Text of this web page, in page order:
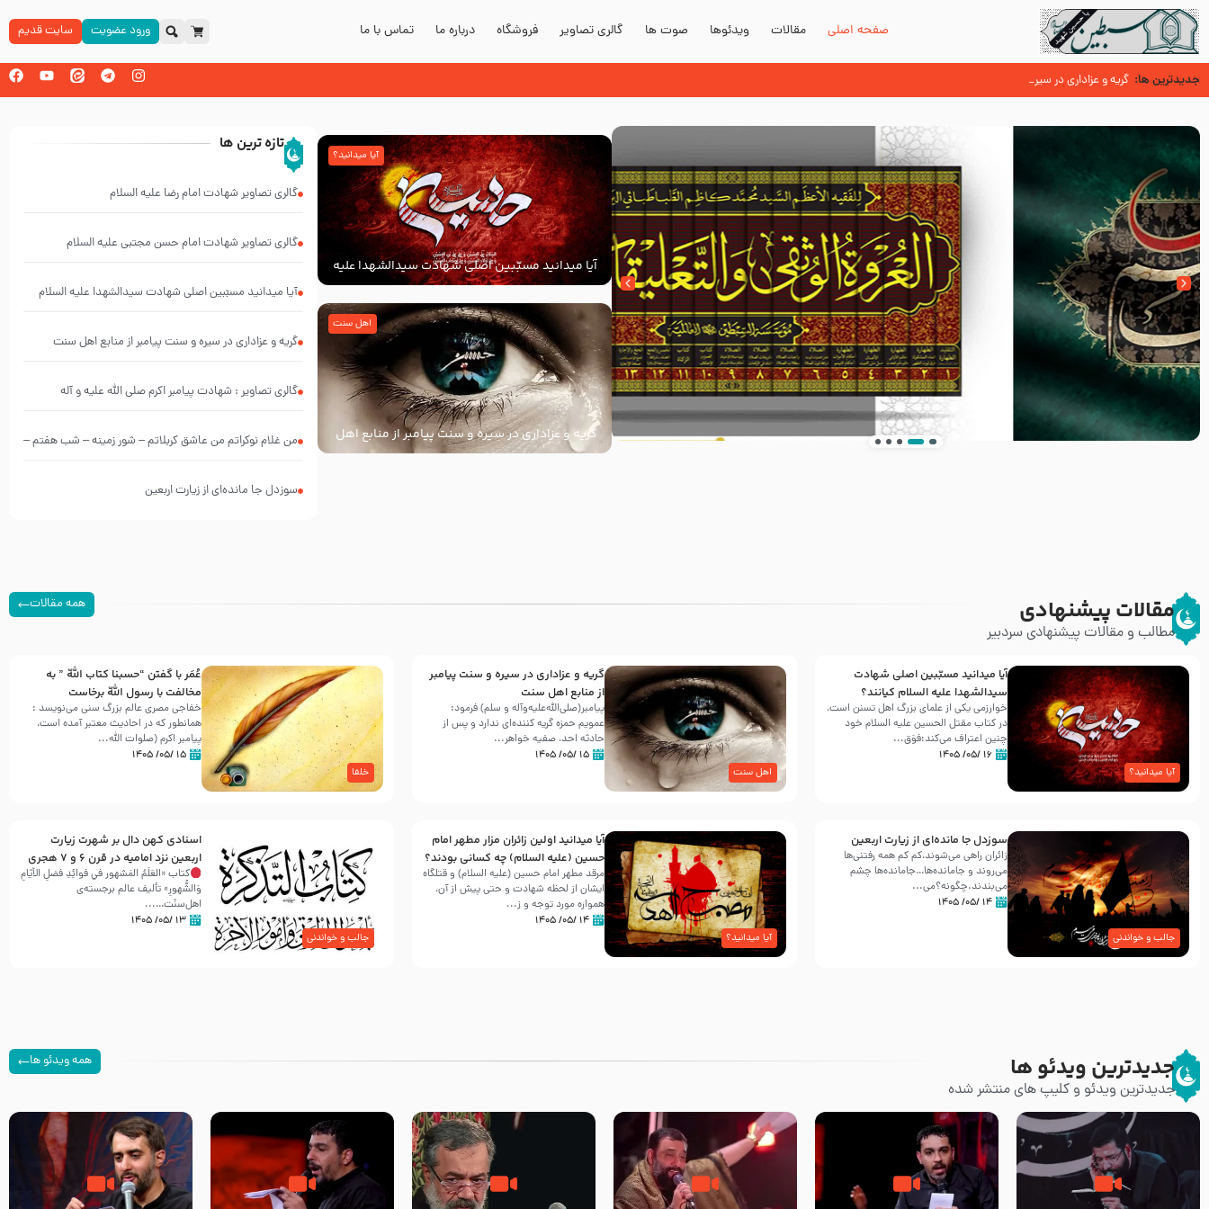
صفحه اصلی مقالات ویدئوها صوت ها گالری تصاویر فروشگاه درباره ما تماس با ما ورود عضویت سایت قدیم
جدیدترین ها: گریه و عزاداری در سیره و سنت پیامبر از منابع اهل سنت
عُمَر با گفتن “حسبنا كتاب اللّه ” به مخالفت با رسول اللّه برخاست
سوزدل جا مانده‌ای از زیارت اربعین
آیا میدانید مسبّبین اصلی شهادت سیدالشهدا علیه
‌السلام کیانند؟
آیا میدانید؟
گریه و عزاداری در سیره و سنت پیامبر از منابع اهل
سنت
اهل سنت
تازه ترین ها
گالری تصاویر شهادت امام رضا علیه السلام
گالری تصاویر شهادت امام حسن مجتبی علیه السلام
آیا میدانید مسبّبین اصلی شهادت سیدالشهدا علیه ‌السلام
گریه و عزاداری در سیره و سنت پیامبر از منابع اهل سنت
گالری تصاویر : شهادت پیامبر اکرم صلی الله علیه و آله
من غلام نوکراتم من عاشق کربلاتم – شور زمینه – شب هفتم –
سوزدل جا مانده‌ای از زیارت اربعین
مقالات پیشنهادی
مطالب و مقالات پیشنهادی سردبیر
همه مقالات
آیا میدانید؟
آیا میدانید مسبّبین اصلی شهادت
سیدالشهدا علیه ‌السلام کیانند؟
خوارزمی یکی از علمای بزرگ اهل تسنن است،
در کتاب مقتل الحسین علیه ‌السلام خود
چنین اعتراف می‌کند:فوَق...
۱۶ /۰۵/ ۱۴۰۵
اهل سنت
گریه و عزاداری در سیره و سنت پیامبر
از منابع اهل سنت
پیامبر(صلی‌الله‌علیه‌وآله و سلم) فرمود:
عمویم حمزه گریه کننده‌ای ندارد و پس از
حادثه احد، صفیه خواهر...
۱۵ /۰۵/ ۱۴۰۵
خلفا
عُمَر با گفتن “حسبنا كتاب اللّه ” به
مخالفت با رسول اللّه برخاست
خفاجی مصری عالم بزرگ سنی می‌نویسد :
همانطور که در احادیث معتبر آمده است،
پیامبر اکرم (صلوات اللّه...
۱۵ /۰۵/ ۱۴۰۵
جالب و خواندنی
سوزدل جا مانده‌ای از زیارت اربعین
زائران راهی می‌شوند،کم‌ کم همه رفتنی‌ها
می‌روند و جامانده‌ها…جامانده‌ها چشم
می‌بندند.چگونه؟می‌...
۱۴ /۰۵/ ۱۴۰۵
آیا میدانید؟
آیا میدانید اولین زائران مزار مطهر امام
حسین (علیه السلام) چه کسانی بودند؟
مرقد مطهر امام حسین (علیه السلام) و قتلگاه
ایشان از لحظه شهادت و حتی پیش از آن،
همواره مورد توجه و ز...
۱۴ /۰۵/ ۱۴۰۵
جالب و خواندنی
اسنادی کهن دال بر شهرت زیارت
اربعین نزد امامیه در قرن ۶ و ۷ هجری
کتاب «العَلَمُ المَشهور في فَوائِدِ فَضلِ الأيّامِ
وَالشُّهورِ» تألیف عالم برجسته‌ی
اهل‌سنّت…...
۱۳ /۰۵/ ۱۴۰۵
جدیدترین ویدئو ها
جدیدترین ویدئو و کلیپ های منتشر شده
همه ویدئو ها